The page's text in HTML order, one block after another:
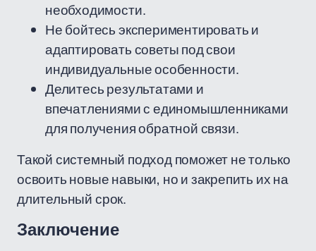
необходимости.
Не бойтесь экспериментировать и
адаптировать советы под свои
индивидуальные особенности.
Делитесь результатами и
впечатлениями с единомышленниками
для получения обратной связи.
Такой системный подход поможет не только
освоить новые навыки, но и закрепить их на
длительный срок.
Заключение